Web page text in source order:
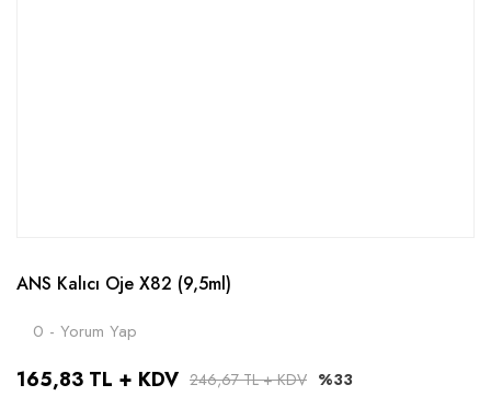
ANS Kalıcı Oje X82 (9,5ml)
0 - Yorum Yap
165,83 TL + KDV 246,67 TL + KDV %33